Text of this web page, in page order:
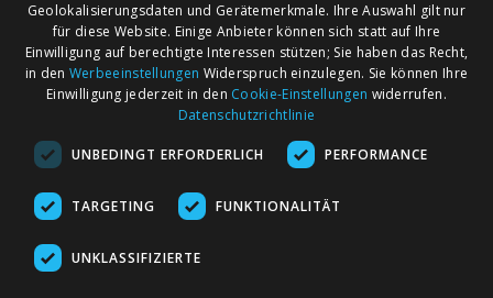
AGB
Impressum
Kontakt
Märkte nach Bundesländern
Märkte nach PLZ
Märkte nach Umkreis
Flohmarkt
Geolokalisierungsdaten und Gerätemerkmale. Ihre Auswahl gilt nur
für diese Website. Einige Anbieter können sich statt auf Ihre
Einwilligung auf berechtigte Interessen stützen; Sie haben das Recht,
in den Werbeeinstellungen Widerspruch einzulegen. Sie können Ihre
Einwilligung jederzeit in den Cookie-Einstellungen widerrufen.
Datenschutzrichtlinie
UNBEDINGT ERFORDERLICH PERFORMANCE
TARGETING FUNKTIONALITÄT
UNKLASSIFIZIERTE